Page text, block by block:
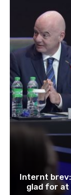
Internt
glad for at